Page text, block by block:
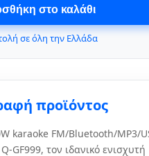
στο καλάθι
σε όλη την Ελλάδα
προϊόντος
karaoke FM/Bluetooth/MP3/
GF999, τον ιδανικό